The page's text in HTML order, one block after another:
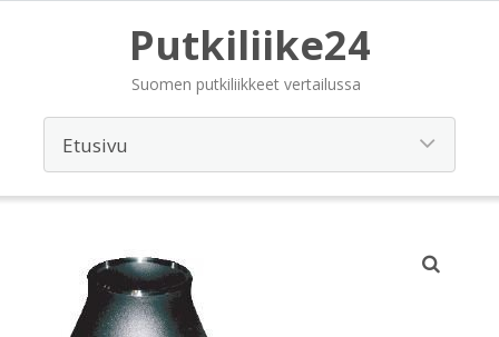
Putkiliike24
Suomen putkiliikkeet vertailussa